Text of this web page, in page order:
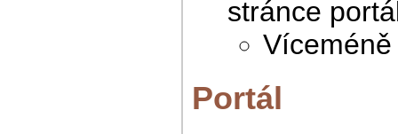
stránce
Portál